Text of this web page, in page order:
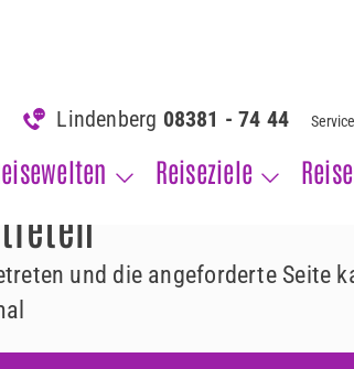
Reiseziele
Lindenberg 08381 - 74 44
und die angeforderte Seite